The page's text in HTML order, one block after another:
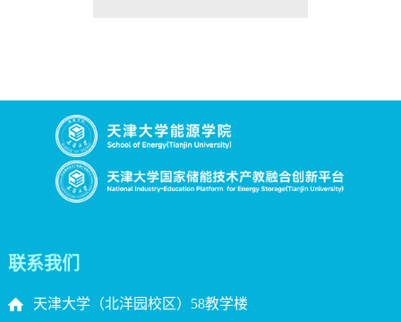
联系我们
天津大学（北洋园校区）58教学楼